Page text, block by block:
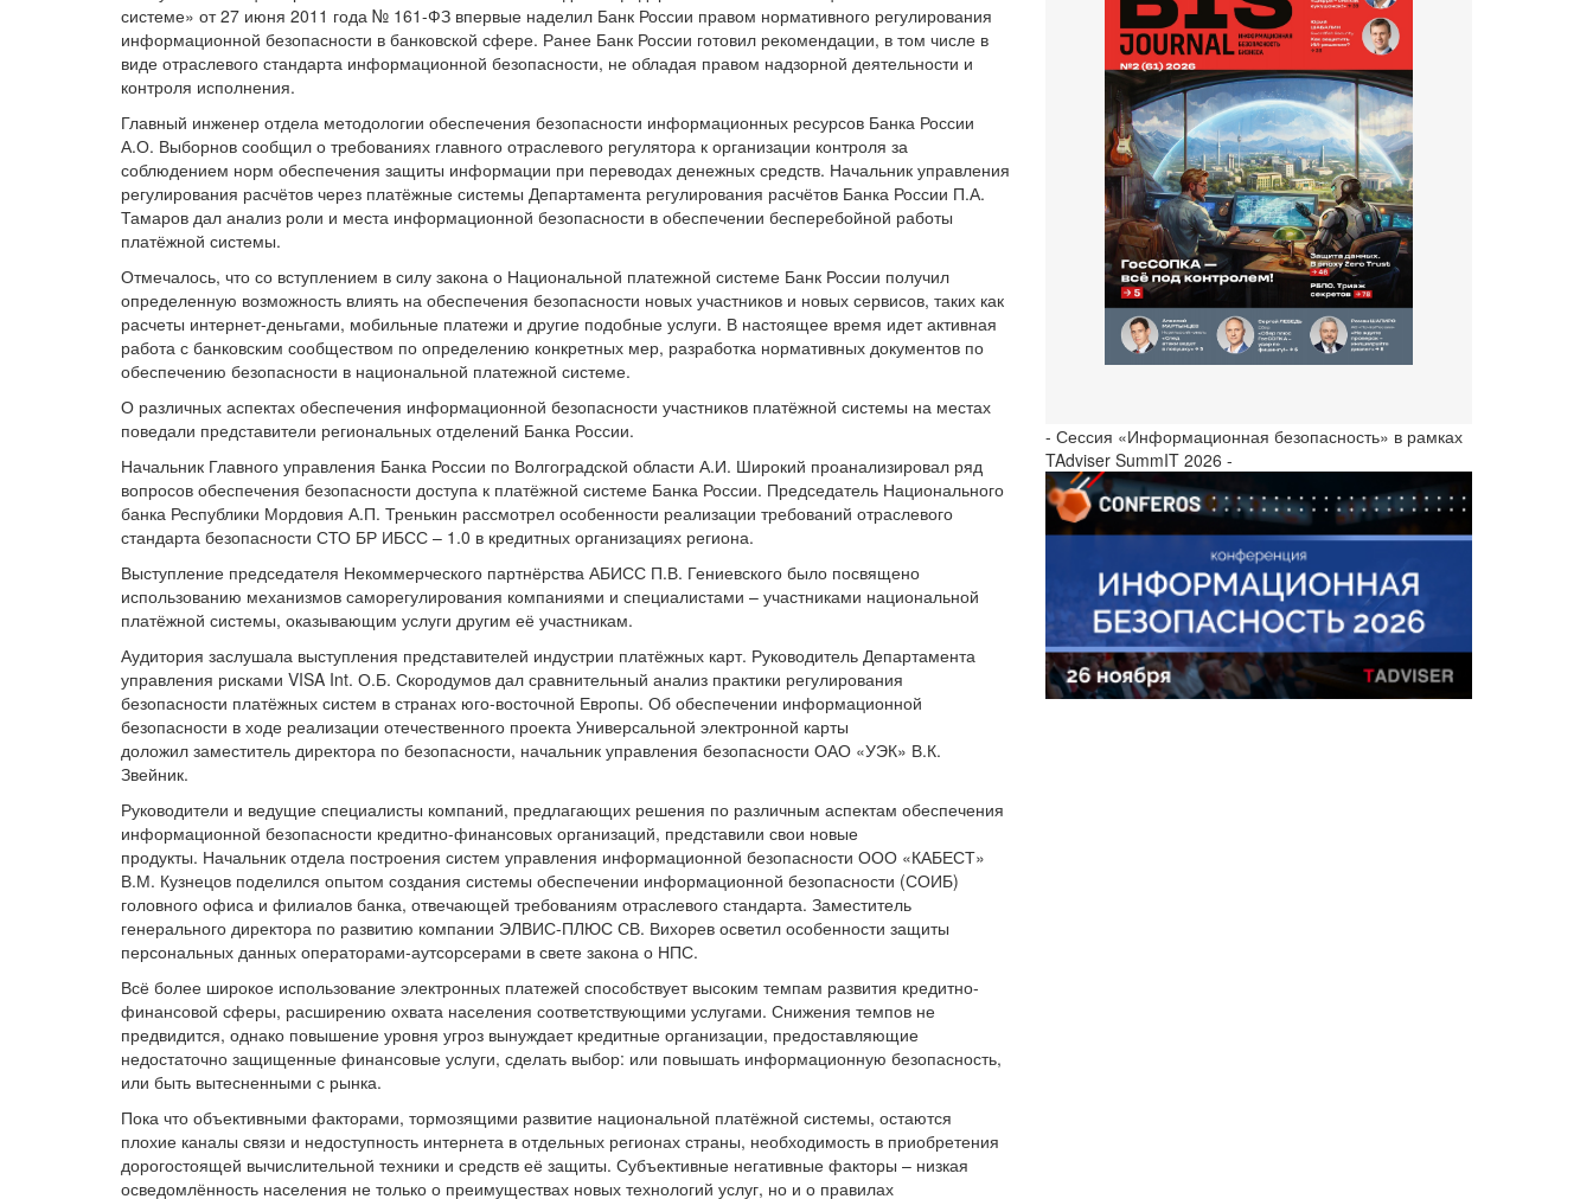
системе» от 27 июня 2011 года № 161-ФЗ впервые наделил Банк России правом нормативного регулирования
информационной безопасности в банковской сфере. Ранее Банк России готовил рекомендации, в том числе в
виде отраслевого стандарта информационной безопасности, не обладая правом надзорной деятельности и
контроля исполнения.
Главный инженер отдела методологии обеспечения безопасности информационных ресурсов Банка России
А.О. Выборнов сообщил о требованиях главного отраслевого регулятора к организации контроля за
соблюдением норм обеспечения защиты информации при переводах денежных средств. Начальник управления
регулирования расчётов через платёжные системы Департамента регулирования расчётов Банка России П.А.
Тамаров дал анализ роли и места информационной безопасности в обеспечении бесперебойной работы
платёжной системы.
Отмечалось, что со вступлением в силу закона о Национальной платежной системе Банк России получил
определенную возможность влиять на обеспечения безопасности новых участников и новых сервисов, таких как
расчеты интернет-деньгами, мобильные платежи и другие подобные услуги. В настоящее время идет активная
работа с банковским сообществом по определению конкретных мер, разработка нормативных документов по
обеспечению безопасности в национальной платежной системе.
О различных аспектах обеспечения информационной безопасности участников платёжной системы на местах
поведали представители региональных отделений Банка России.
Начальник Главного управления Банка России по Волгоградской области А.И. Широкий проанализировал ряд
вопросов обеспечения безопасности доступа к платёжной системе Банка России. Председатель Национального
банка Республики Мордовия А.П. Тренькин рассмотрел особенности реализации требований отраслевого
стандарта безопасности СТО БР ИБСС – 1.0 в кредитных организациях региона.
Выступление председателя Некоммерческого партнёрства АБИСС П.В. Гениевского было посвящено
использованию механизмов саморегулирования компаниями и специалистами – участниками национальной
платёжной системы, оказывающим услуги другим её участникам.
Аудитория заслушала выступления представителей индустрии платёжных карт. Руководитель Департамента
управления рисками VISA Int. О.Б. Скородумов дал сравнительный анализ практики регулирования
безопасности платёжных систем в странах юго-восточной Европы. Об обеспечении информационной
безопасности в ходе реализации отечественного проекта Универсальной электронной карты
доложил заместитель директора по безопасности, начальник управления безопасности ОАО «УЭК» В.К.
Звейник.
Руководители и ведущие специалисты компаний, предлагающих решения по различным аспектам обеспечения
информационной безопасности кредитно-финансовых организаций, представили свои новые
продукты. Начальник отдела построения систем управления информационной безопасности ООО «КАБЕСТ»
В.М. Кузнецов поделился опытом создания системы обеспечении информационной безопасности (СОИБ)
головного офиса и филиалов банка, отвечающей требованиям отраслевого стандарта. Заместитель
генерального директора по развитию компании ЭЛВИС-ПЛЮС СВ. Вихорев осветил особенности защиты
персональных данных операторами-аутсорсерами в свете закона о НПС.
Всё более широкое использование электронных платежей способствует высоким темпам развития кредитно-
финансовой сферы, расширению охвата населения соответствующими услугами. Снижения темпов не
предвидится, однако повышение уровня угроз вынуждает кредитные организации, предоставляющие
недостаточно защищенные финансовые услуги, сделать выбор: или повышать информационную безопасность,
или быть вытесненными с рынка.
Пока что объективными факторами, тормозящими развитие национальной платёжной системы, остаются
плохие каналы связи и недоступность интернета в отдельных регионах страны, необходимость в приобретения
дорогостоящей вычислительной техники и средств её защиты. Субъективные негативные факторы – низкая
осведомлённость населения не только о преимуществах новых технологий услуг, но и о правилах
- Сессия «Информационная безопасность» в рамках
TAdviser SummIT 2026 -